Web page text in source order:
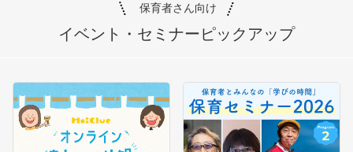
保育者さん向け
イベント・セミナーピックアップ